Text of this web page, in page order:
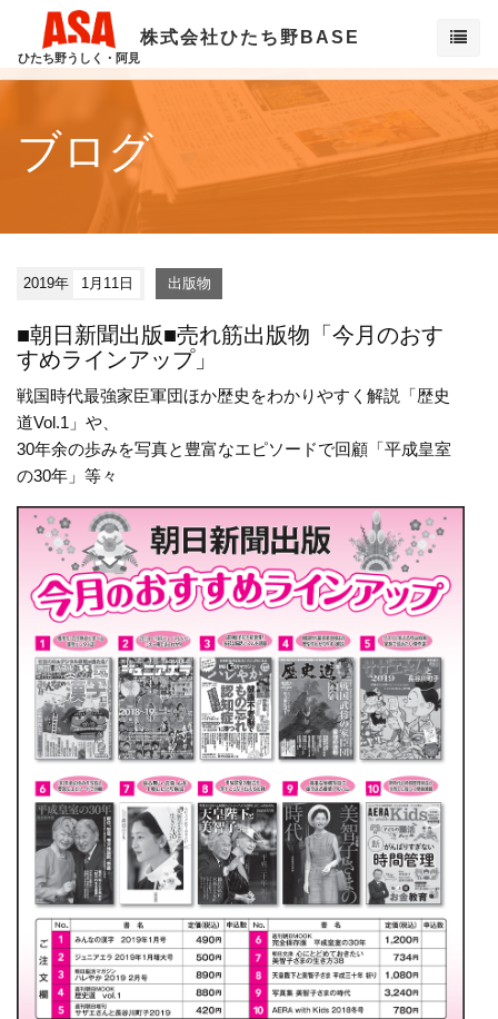
ひたち野うしく・阿見
株式会社ひたち野BASE
ブログ
2019年 1月11日 出版物
■朝日新聞出版■売れ筋出版物「今月のおす
すめラインアップ」
戦国時代最強家臣軍団ほか歴史をわかりやすく解説「歴史
道Vol.1」や、
30年余の歩みを写真と豊富なエピソードで回顧「平成皇室
の30年」等々